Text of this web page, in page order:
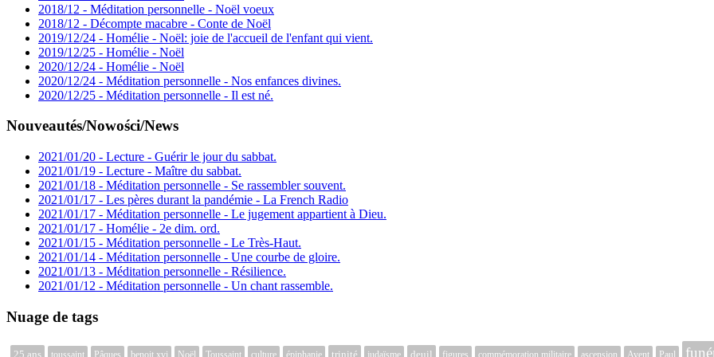
2018/12 - Méditation personnelle - Noël voeux
2018/12 - Décompte macabre - Conte de Noël
2019/12/24 - Homélie - Noël: joie de l'accueil de l'enfant qui vient.
2019/12/25 - Homélie - Noël
2020/12/24 - Homélie - Noël
2020/12/24 - Méditation personnelle - Nos enfances divines.
2020/12/25 - Méditation personnelle - Il est né.
Nouveautés/Nowości/News
2021/01/20 - Lecture - Guérir le jour du sabbat.
2021/01/19 - Lecture - Maître du sabbat.
2021/01/18 - Méditation personnelle - Se rassembler souvent.
2021/01/17 - Les pères durant la pandémie - La French Radio
2021/01/17 - Méditation personnelle - Le jugement appartient à Dieu.
2021/01/17 - Homélie - 2e dim. ord.
2021/01/15 - Méditation personnelle - Le Très-Haut.
2021/01/14 - Méditation personnelle - Une courbe de gloire.
2021/01/13 - Méditation personnelle - Résilience.
2021/01/12 - Méditation personnelle - Un chant rassemble.
Nuage de tags
25 ans toussaint Pâques benoit xvi Noël Toussaint culture épiphanie trinité judaïsme deuil figures commémoration militaire ascension Avent Paul